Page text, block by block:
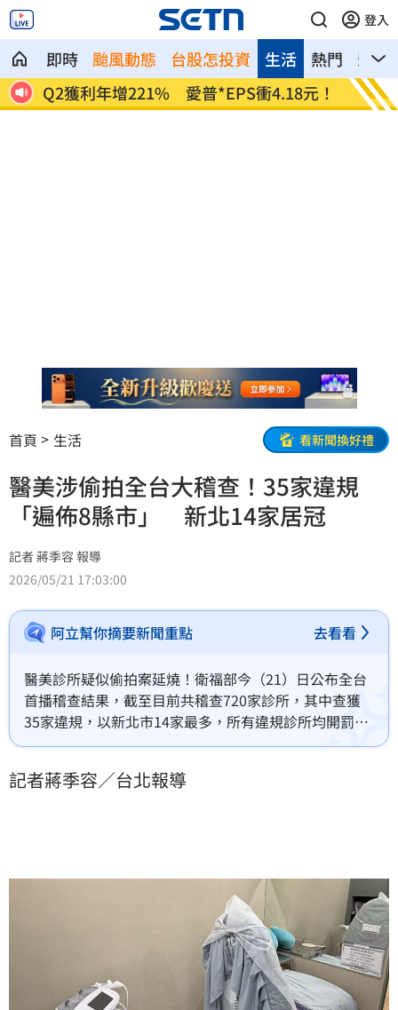
登入
即時 颱風動態 台股怎投資 熱門 影音
生活
報
Q2獲利年增221% 愛普*EPS衝4.18元！ 宏福
首頁 生活 看新聞換好禮
醫美涉偷拍全台大稽查！35家違規
「遍佈8縣市」 新北14家居冠
記者 蔣季容 報導
2026/05/21 17:03:00
阿立幫你摘要新聞重點 去看看
醫美診所疑似偷拍案延燒！衛福部今（21）日公布全台
首播稽查結果，截至目前共稽查720家診所，其中查獲
35家違規，以新北市14家最多，所有違規診所均開罰最
高額度的新台幣50萬元罰鍰、停業6個月。
記者蔣季容／台北報導